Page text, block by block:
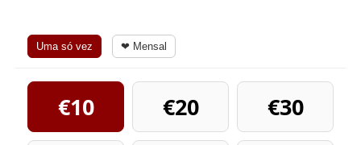
Uma só vez ❤ Mensal
€10 €20
€30